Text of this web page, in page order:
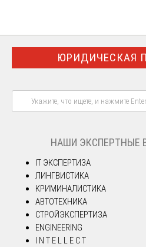
ЮРИДИЧЕСКАЯ
НАШИ ЭКСПЕРТНЫЕ
IT ЭКСПЕРТИЗА
ЛИНГВИСТИКА
КРИМИНАЛИСТИКА
АВТОТЕХНИКА
СТРОЙЭКСПЕРТИЗА
ENGINEERING
I N T E L L E C T